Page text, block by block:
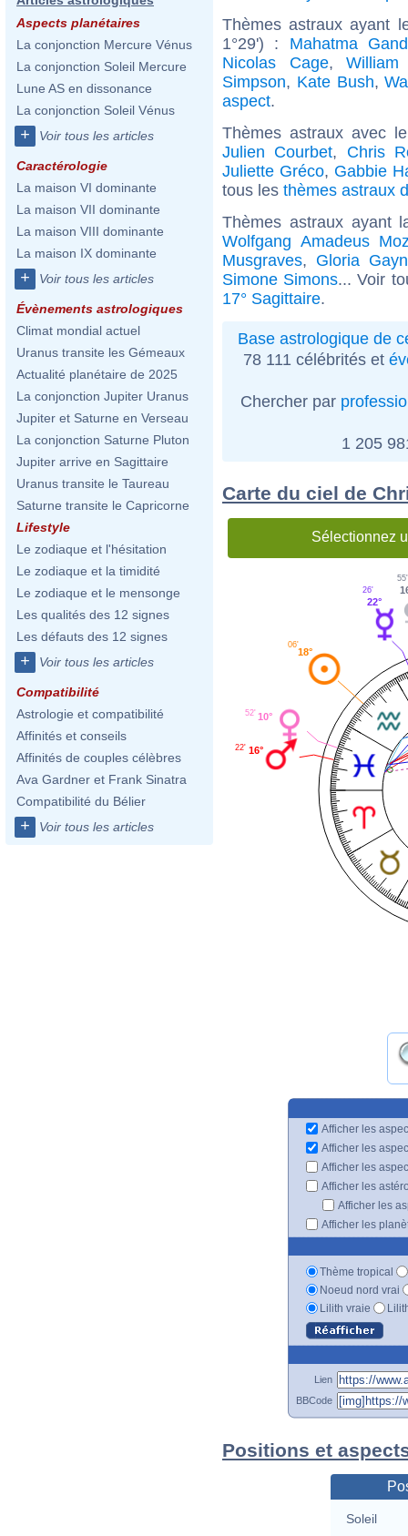
Aspects planétaires
La conjonction Mercure Vénus
La conjonction Soleil Mercure
Lune AS en dissonance
La conjonction Soleil Vénus
+ Voir tous les articles
Caractérologie
La maison VI dominante
La maison VII dominante
La maison VIII dominante
La maison IX dominante
+ Voir tous les articles
Évènements astrologiques
Climat mondial actuel
Uranus transite les Gémeaux
Actualité planétaire de 2025
La conjonction Jupiter Uranus
Jupiter et Saturne en Verseau
La conjonction Saturne Pluton
Jupiter arrive en Sagittaire
Uranus transite le Taureau
Saturne transite le Capricorne
Lifestyle
Le zodiaque et l'hésitation
Le zodiaque et la timidité
Le zodiaque et le mensonge
Les qualités des 12 signes
Les défauts des 12 signes
+ Voir tous les articles
Compatibilité
Astrologie et compatibilité
Affinités et conseils
Affinités de couples célèbres
Ava Gardner et Frank Sinatra
Compatibilité du Bélier
+ Voir tous les articles
Thèmes astraux ayant
1°29') : Mahatma
Nicolas Cage, William
Simpson, Kate Bush,
aspect.
Thèmes astraux avec
Julien Courbet, Chris
Juliette Gréco, Gabbie
tous les thèmes astraux
Thèmes astraux ayant
Wolfgang Amadeus
Musgraves, Gloria
Simone Simons... Voir
17° Sagittaire.
Base astrologique de
78 111 célébrités et
Chercher par
1 205
Carte du ciel de
Sélectionnez
55'
22°
26'
18°
06'
10°
52'
16°
22'
Afficher les
Afficher les
Afficher les
Afficher les
Afficher les
Afficher les
Thème tropical
Noeud nord vrai
Lilith vraie
Lien
BBCode
Positions et
Soleil